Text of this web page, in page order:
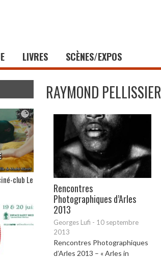
LIVRES SCÈNES/EXPOS
RAYMOND PELLISSIER
Rencontres
Photographiques d’Arles
2013
Georges Lufi - 10 septembre
2013
Rencontres Photographiques
d’Arles 2013 – « Arles in
club Le